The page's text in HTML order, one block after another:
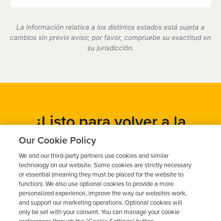
de encendido certificado por el estado de Arkansas
y cumplimos plenamente con todos los requisitos
del Departamento de Tráfico.
La información relativa a los distintos estados está sujeta a
cambios sin previo aviso; por favor, compruebe su exactitud en
su jurisdicción.
¿Listo para volver a la
carretera?
Obtén un presupuesto gratuito en cuestión de minutos y
programa tu instalación hoy mismo.
Solicita un presupuesto gratuito
Our Cookie Policy
We and our third-party partners use cookies and similar
technology on our website. Some cookies are strictly necessary
or essential (meaning they must be placed for the website to
function). We also use optional cookies to provide a more
personalized experience, improve the way our websites work,
and support our marketing operations. Optional cookies will
only be set with your consent. You can manage your cookie